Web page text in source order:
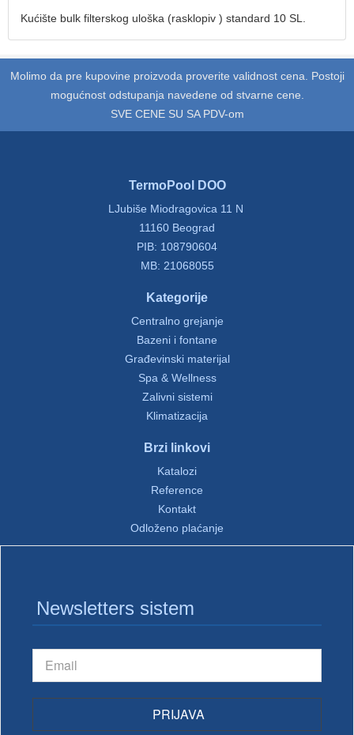
Kućište bulk filterskog uloška (rasklopiv ) standard 10 SL.
Molimo da pre kupovine proizvoda proverite validnost cena. Postoji
mogućnost odstupanja navedene od stvarne cene.
SVE CENE SU SA PDV-om
TermoPool DOO
LJubiše Miodragovica 11 N
11160 Beograd
PIB: 108790604
MB: 21068055
Kategorije
Centralno grejanje
Bazeni i fontane
Građevinski materijal
Spa & Wellness
Zalivni sistemi
Klimatizacija
Brzi linkovi
Katalozi
Reference
Kontakt
Odloženo plaćanje
Newsletters sistem
PRIJAVA